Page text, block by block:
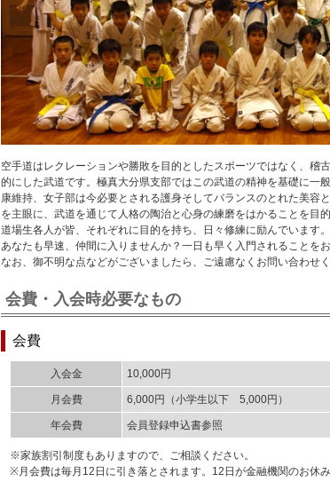
空手道はレクレーションや勝敗を目的としたスポーツではなく、稽
的にした武道です。極真大分県支部ではこの武道の精神を基礎に一
康維持、女子部は今必要とされる護身そしてバランスのとれた美容
を主眼に、武道を通じて人格の陶治と心身の練磨をはかることを目
道場生各人が皆、それぞれに目的を持ち、日々修練に励んでいます。
あなたも早速、仲間に入りませんか？一日も早く入門されることを
なお、御不明な点などがございましたら、ご遠慮なくお問い合わせく
会費・入会時必要なもの
会費
入会金 10,000円
月会費 6,000円（小学生以下 5,000円）
年会費 会員登録申込書参照
※家族割引制度もありますので、ご相談ください。
※月会費は毎月12日に引き落とされます。12日が金融機関のお休